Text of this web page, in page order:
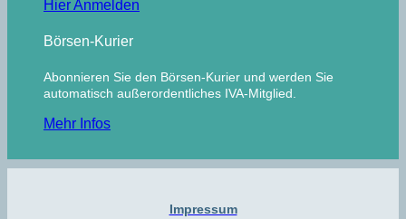
Hier Anmelden
Börsen-Kurier
Abonnieren Sie den Börsen-Kurier und werden Sie
automatisch außerordentliches IVA-Mitglied.
Mehr Infos
Impressum